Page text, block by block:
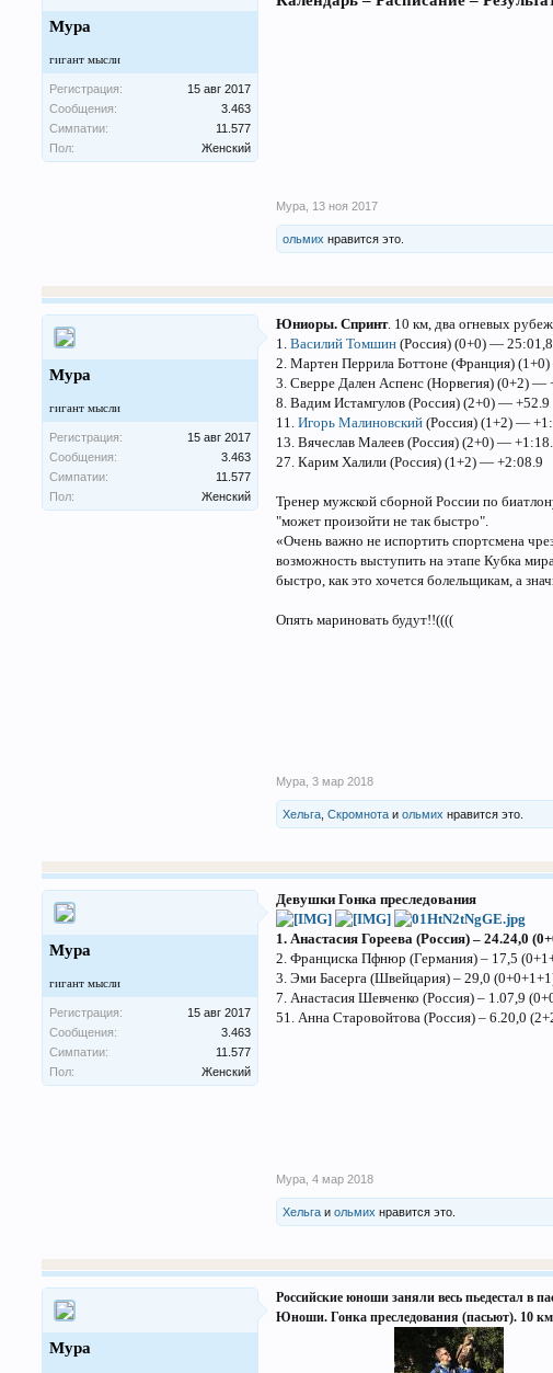
Мура
гигант мысли
Регистрация:
15 авг 2017
Сообщения:
3.463
Симпатии:
11.577
Пол:
Женский
Мура 13 ноя 2017
ольмих нравится это.
Мура
гигант мысли
Регистрация:
15 авг 2017
Сообщения:
3.463
Симпатии:
11.577
Пол:
Женский
Юниоры. Спринт. 10 км, два огневых
1.Василий Томшин (Россия) (0+0) —
2. Мартен Перрила Боттоне (Франция)
3. Сверре Дален Аспенс (Норвегия) (0+2) —
8. Вадим Истамгулов (Россия) (2+0) — +52.9
11.Игорь Малиновский (Россия) (1+2) —
13. Вячеслав Малеев (Россия) (2+0) —
27. Карим Халили (Россия) (1+2) — +2:08.9
Тренер мужской сборной России по
"может произойти не так быстро".
«Очень важно не испортить спортсмена
возможность выступить на этапе Кубка
быстро, как это хочется болельщикам, а
Опять мариновать будут!!((((
Мура 3 мар 2018
Хельга ,Скромнота иольмих нравится это.
Мура
гигант мысли
Регистрация:
15 авг 2017
Сообщения:
3.463
Симпатии:
11.577
Пол:
Женский
Девушки Гонка преследования
1. Анастасия Гореева (Россия) – 24.24,0
2. Франциска Пфнюр (Германия) – 17,5
3. Эми Басерга (Швейцария) – 29,0
7. Анастасия Шевченко (Россия) – 1.07,9
51. Анна Старовойтова (Россия) – 6.20,0
Мура 4 мар 2018
Хельга иольмих нравится это.
Мура
Российские юноши заняли весь пьедестал в
Юноши. Гонка преследования (пасьют). 10